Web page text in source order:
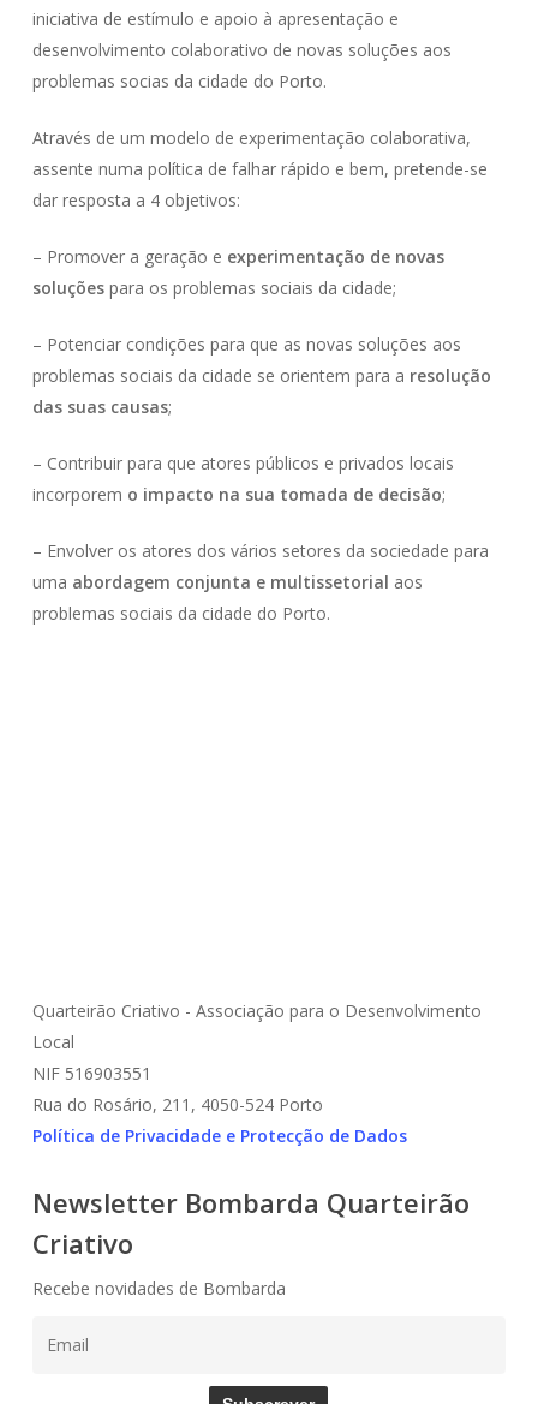
iniciativa de estímulo e apoio à apresentação e
desenvolvimento colaborativo de novas soluções aos
problemas socias da cidade do Porto.
Através de um modelo de experimentação colaborativa,
assente numa política de falhar rápido e bem, pretende-se
dar resposta a 4 objetivos:
– Promover a geração e experimentação de novas
soluçõespara os problemas sociais da cidade;
– Potenciar condições para que as novas soluções aos
problemas sociais da cidade se orientem para a resolução
das suas causas;
– Contribuir para que atores públicos e privados locais
incorporem o impacto na sua tomada de decisão;
– Envolver os atores dos vários setores da sociedade para
uma abordagem conjunta e multissetorial aos
problemas sociais da cidade do Porto.
Quarteirão Criativo - Associação para o Desenvolvimento
Local
NIF 516903551
Rua do Rosário, 211, 4050-524 Porto
Política de Privacidade e Protecção de Dados
Newsletter Bombarda Quarteirão
Criativo
Recebe novidades de Bombarda